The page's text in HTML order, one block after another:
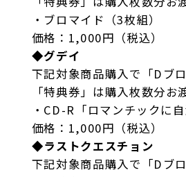
・ブロマイド（3枚組）
価格：1,000円（税込）
◆グデイ
下記対象商品購入で「Dブ
「特典券」は購入枚数分お
・CD-R「ロマンチックに自
価格：1,000円（税込）
◆ラストクエスチョン
下記対象商品購入で「Dブ